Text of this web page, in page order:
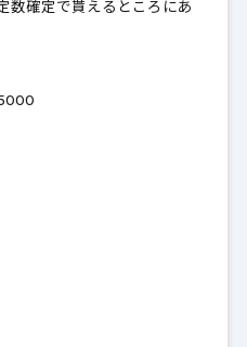
数確定で貰える ところにあ